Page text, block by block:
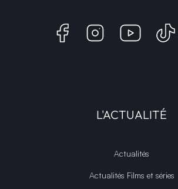
L'ACTUALITÉ
Actualités
Actualités Films et séries